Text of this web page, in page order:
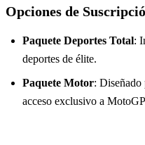
Opciones de
Paquete Deportes Total:
deportes de élite.
Paquete Motor: Diseñado
acceso exclusivo a